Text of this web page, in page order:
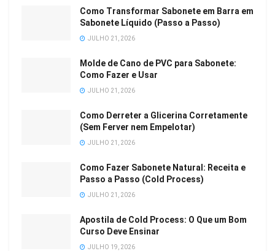
Como Transformar Sabonete em Barra em
Sabonete Líquido (Passo a Passo)
JULHO 21, 2026
Molde de Cano de PVC para Sabonete:
Como Fazer e Usar
JULHO 21, 2026
Como Derreter a Glicerina Corretamente
(Sem Ferver nem Empelotar)
JULHO 21, 2026
Como Fazer Sabonete Natural: Receita e
Passo a Passo (Cold Process)
JULHO 21, 2026
Apostila de Cold Process: O Que um Bom
Curso Deve Ensinar
JULHO 19, 2026